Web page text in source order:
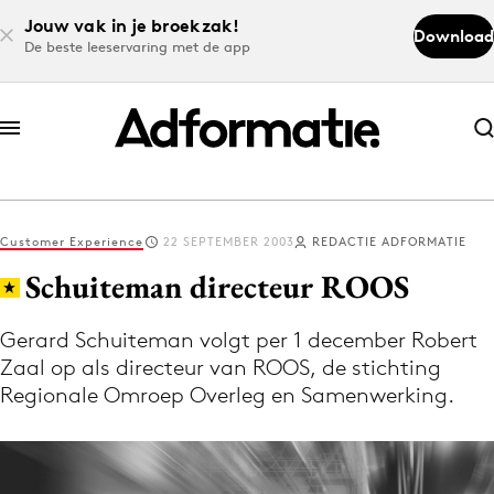
Jouw vak in je broekzak!
De beste leeservaring met de app
Download
Abonneer nu
Abonneer nu
Log in
Download de app
Volg het laatste nieuws via de Adformatie
Nieuws app
Customer Experience 22 SEPTEMBER 2003 REDACTIE ADFORMATIE
Schuiteman directeur ROOS
Gerard Schuiteman volgt per 1 december Robert
Zaal op als directeur van ROOS, de stichting
Regionale Omroep Overleg en Samenwerking.